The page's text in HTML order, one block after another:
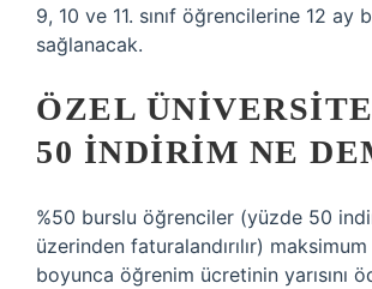
9, 10 ve 11. sınıf öğrencilerine 12 ay
sağlanacak.
ÖZEL
50 INDIRIM NE
%50 burslu öğrenciler (yüzde 50
üzerinden faturalandırılır)
boyunca öğrenim ücretinin yarısını